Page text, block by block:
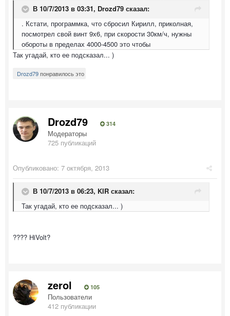
В 10/7/2013 в 03:31, Drozd79 сказал:
. Кстати, программка, что сбросил Кирилл, приколная,
посмотрел свой винт 9х6, при скорости 30км/ч, нужны
обороты в пределах 4000-4500 это чтобы
Так угадай, кто ее подсказал... )
Drozd79понравилось это
Drozd79 314
Модераторы
725 публикаций
Опубликовано: 7 октября, 2013
В 10/7/2013 в 06:23, KIR сказал:
Так угадай, кто ее подсказал... )
???? HiVolt?
zerol 105
Пользователи
412 публикации